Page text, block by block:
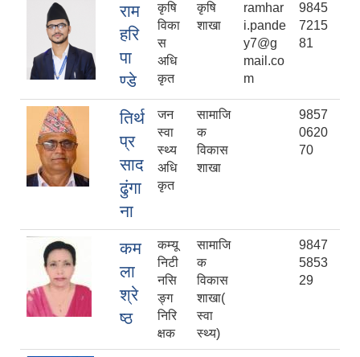
राम
हरि
पा
ण्डे
कृषि
विका
स
अधि
कृत
कृषि
शाखा
ramhar
i.pande
y7@g
mail.co
m
9845
7215
81
तिर्थ
प्र
साद
ढुंगा
ना
जन
स्वा
स्थ्य
अधि
कृत
सामाजि
क
विकास
शाखा
9857
0620
70
कम
ला
श्रे
ष्ठ
कम्यू
निटी
नसि
ङ्ग
निरि
क्षक
सामाजि
क
विकास
शाखा(
स्वा
स्थ्य)
9847
5853
29